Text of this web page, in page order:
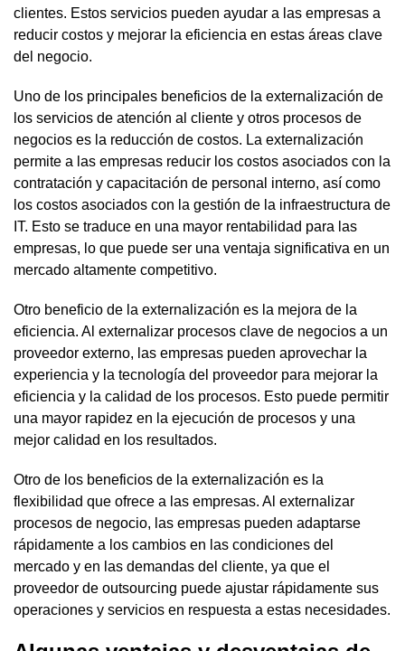
clientes. Estos servicios pueden ayudar a las empresas a
reducir costos y mejorar la eficiencia en estas áreas clave
del negocio.
Uno de los principales beneficios de la externalización de
los servicios de atención al cliente y otros procesos de
negocios es la reducción de costos. La externalización
permite a las empresas reducir los costos asociados con la
contratación y capacitación de personal interno, así como
los costos asociados con la gestión de la infraestructura de
IT. Esto se traduce en una mayor rentabilidad para las
empresas, lo que puede ser una ventaja significativa en un
mercado altamente competitivo.
Otro beneficio de la externalización es la mejora de la
eficiencia. Al externalizar procesos clave de negocios a un
proveedor externo, las empresas pueden aprovechar la
experiencia y la tecnología del proveedor para mejorar la
eficiencia y la calidad de los procesos. Esto puede permitir
una mayor rapidez en la ejecución de procesos y una
mejor calidad en los resultados.
Otro de los beneficios de la externalización es la
flexibilidad que ofrece a las empresas. Al externalizar
procesos de negocio, las empresas pueden adaptarse
rápidamente a los cambios en las condiciones del
mercado y en las demandas del cliente, ya que el
proveedor de outsourcing puede ajustar rápidamente sus
operaciones y servicios en respuesta a estas necesidades.